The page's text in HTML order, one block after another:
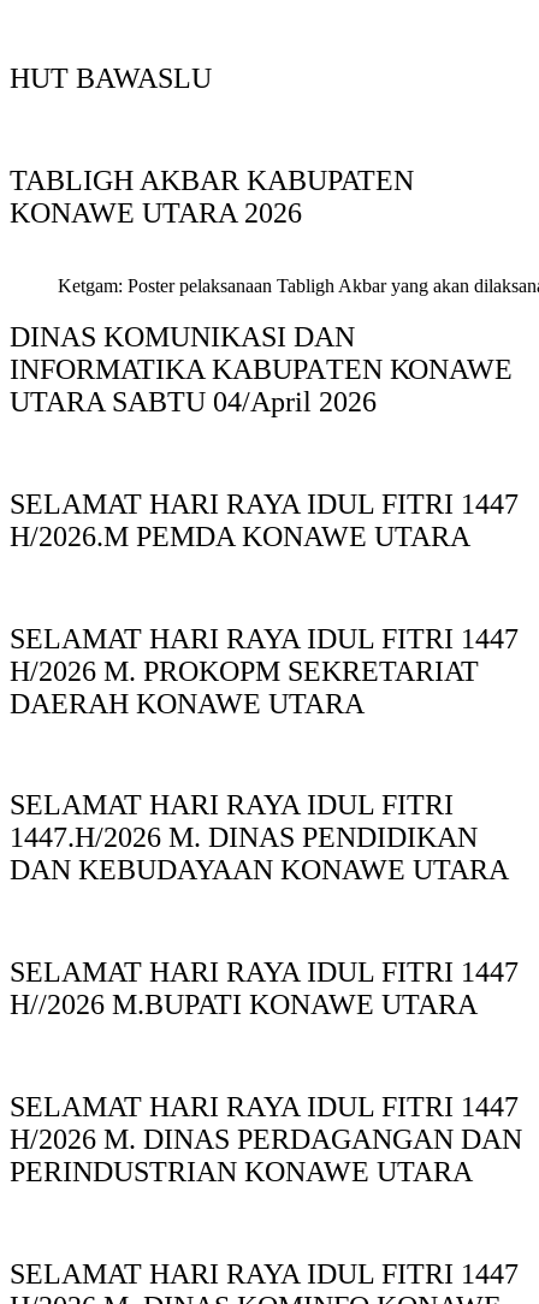
HUT BAWASLU
TABLIGH AKBAR KABUPATEN
KONAWE UTARA 2026
Ketgam: Poster pelaksanaan Tabligh Akbar yang akan
DINAS KOMUNIKASI DAN
INFORMATIKA KABUPAΤΕΝ ΚΟNAWE
UTARA SABTU 04/April 2026
SELAMAT HARI RAYA IDUL FITRI 1447
H/2026.M PEMDA KONAWE UTARA
SELAMAT HARI RAYA IDUL FITRI 1447
H/2026 M. PROKOPM SEKRETARIAT
DAERAH KONAWE UTARA
SELAMAT HARI RAYA IDUL FITRI
1447.H/2026 M. DINAS PENDIDIKAN
DAN KEBUDAYAAN KONAWE UTARA
SELAMAT HARI RAYA IDUL FITRI 1447
H//2026 M.BUPATI KONAWE UTARA
SELAMAT HARI RAYA IDUL FITRI 1447
H/2026 M. DINAS PERDAGANGAN DAN
PERINDUSTRIAN KONAWE UTARA
SELAMAT HARI RAYA IDUL FITRI 1447